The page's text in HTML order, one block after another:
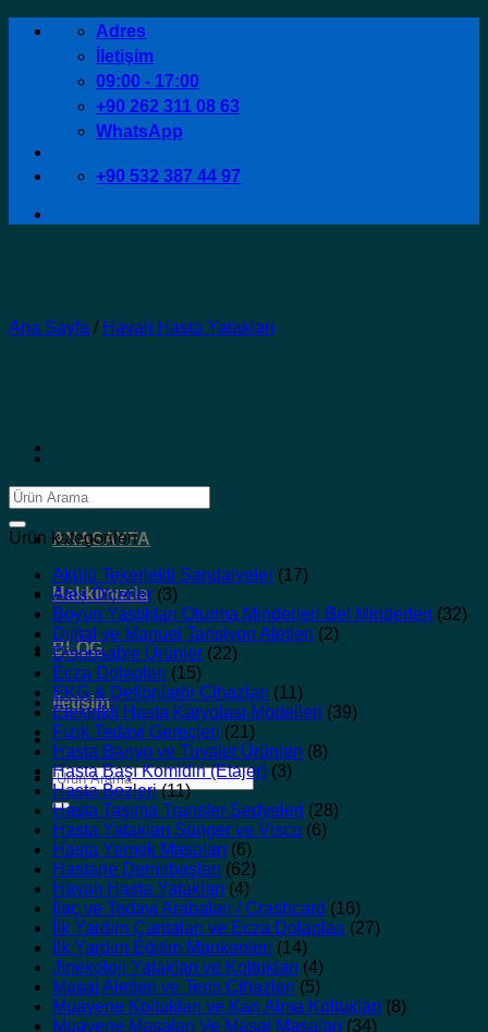
İçeriğe
Adres
İletişim
09:00 - 17:00
+90 262 311 08 63
WhatsApp
+90 532 387 44 97
ANASAYFA
Hakkımızda
BLOG
İletişim
Ara:
Ana Sayfa / Havalı Hasta Yatakları
Ara:
Ürün kategorileri
Akülü Tekerlekli Sandalyeler (17)
Ateş Ölçerler (3)
Boyun Yastıkları Oturma Minderleri Bel Minderleri (32)
Dijital ve Manuel Tansiyon Aletleri (2)
Disposable Ürünler (22)
Ecza Dolapları (15)
EKG & Defibrilatör Cihazları (11)
Elektrikli Hasta Karyolası Modelleri (39)
Fizik Tedavi Gereçleri (21)
Hasta Banyo ve Tuvalet Ürünleri (8)
Hasta Başı Komidin (Etajer) (3)
Hasta Bezleri (11)
Hasta Taşıma Transfer Sedyeleri (28)
Hasta Yatakları Sünger ve Visco (6)
Hasta Yemek Masaları (6)
Hastane Demirbaşları (62)
Havalı Hasta Yatakları (4)
İlaç ve Tedavi Arabaları / Crashcard (16)
İlk Yardım Çantaları ve Ecza Dolapları (27)
İlk Yardım Eğitim Mankenleri (14)
Jinekoloji Yatakları ve Koltukları (4)
Masaj Aletleri ve Tens Cihazları (5)
Muayene Koltukları ve Kan Alma Koltukları (8)
Muayene Masaları Ve Masaj Masaları (34)